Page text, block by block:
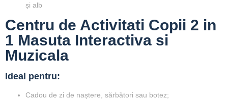
și alb
Centru de Activitati Copii 2 in
1 Masuta Interactiva si
Muzicala
Ideal pentru:
Cadou de zi de naștere, sărbători sau botez;